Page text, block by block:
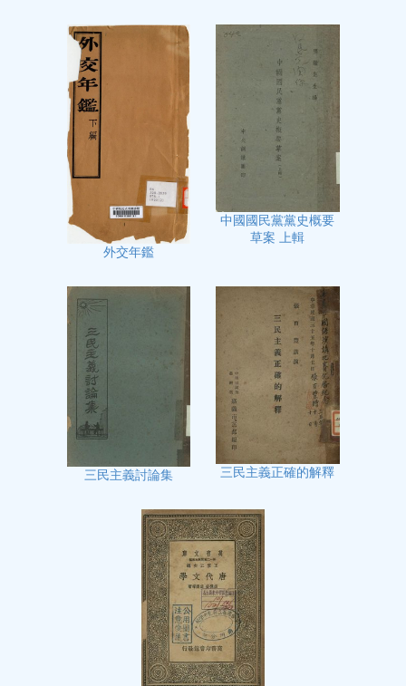
外交年鑑
中國國民黨黨史概要
草案 上輯
三民主義討論集 三民主義正確的解釋